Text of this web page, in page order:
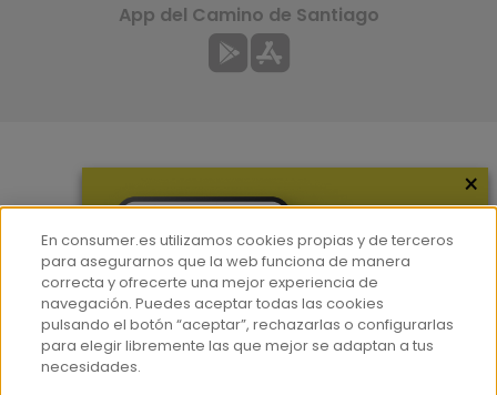
Hemeroteca
Contacto
Prensa
Corpus Lingüístico Consumer
App del Camino de Santiago
×
En consumer.es utilizamos cookies propias y de terceros
para asegurarnos que la web funciona de manera
correcta y ofrecerte una mejor experiencia de
navegación. Puedes aceptar todas las cookies
pulsando el botón “aceptar”, rechazarlas o configurarlas
para elegir libremente las que mejor se adaptan a tus
necesidades.